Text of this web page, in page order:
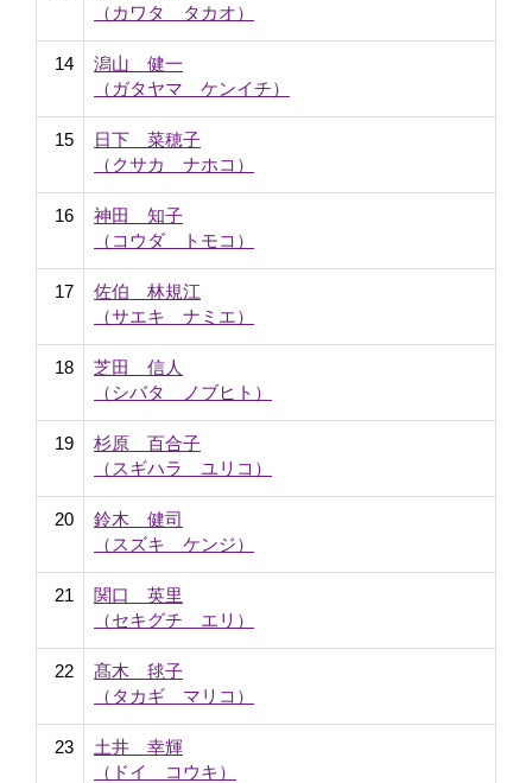
（カワタ タカオ）
14
潟山 健一
（ガタヤマ ケンイチ）
15
日下 菜穂子
（クサカ ナホコ）
16
神田 知子
（コウダ トモコ）
17
佐伯 林規江
（サエキ ナミエ）
18
芝田 信人
（シバタ ノブヒト）
19
杉原 百合子
（スギハラ ユリコ）
20
鈴木 健司
（スズキ ケンジ）
21
関口 英里
（セキグチ エリ）
22
髙木 毬子
（タカギ マリコ）
23
土井 幸輝
（ドイ コウキ）